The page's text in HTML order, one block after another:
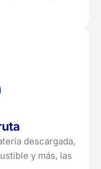
descargada,
y más, las